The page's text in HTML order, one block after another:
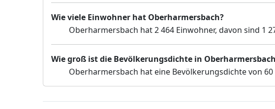
Wie viele Einwohner hat Oberharmersbach?
Oberharmersbach hat 2 464 Einwohner, davon sind 1
Wie groß ist die Bevölkerungsdichte in
Oberharmersbach hat eine Bevölkerungsdichte von